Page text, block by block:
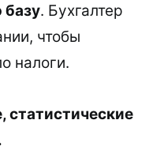
. Бухгалтер
чтобы
налоги.
статистические